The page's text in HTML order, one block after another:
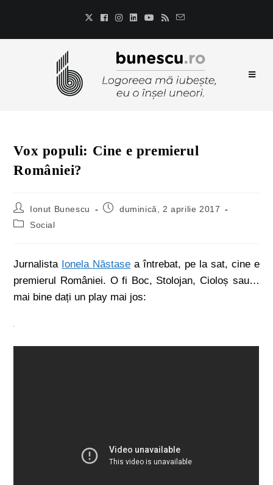
Vox populi: Cine e premierul
României?
Ionut Bunescu
duminică, 2 aprilie 2017
Social
Jurnalista Ionela Năstase a întrebat, pe la sat, cine e
premierul României. O fi Boc, Stolojan, Cioloș sau…
mai bine dați un play mai jos: